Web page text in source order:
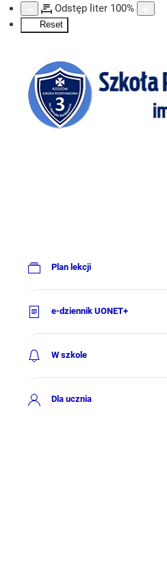
Odstęp liter 100%
Reset
Plan lekcji
e-dziennik UONET+
W szkole
Dla ucznia